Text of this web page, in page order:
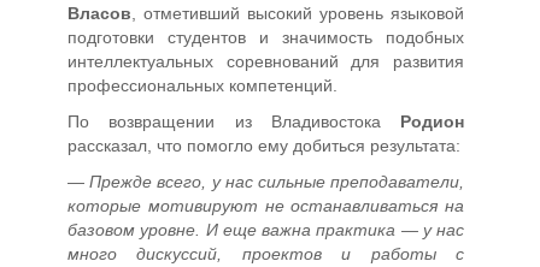
Власов , отметивший высокий уровень языковой
подготовки студентов и значимость подобных
интеллектуальных соревнований для развития
профессиональных компетенций.
По возвращении из Владивостока Родион
рассказал, что помогло ему добиться результата:
—Прежде всего, у нас сильные преподаватели,
которые мотивируют не останавливаться на
базовом уровне. И еще важна практика — у нас
много дискуссий, проектов и работы с